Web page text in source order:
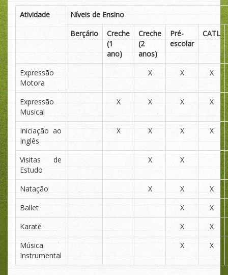
Atividade
Níveis de Ensino
Berçário
Creche
(1
ano)
Creche
(2
anos)
Pré-
escolar
CATL
Expressão
Motora
X X X
Expressão
Musical
X X X X
Iniciação ao
Inglês
X X X X
Visitas de
Estudo
X X
Natação X X
X
Ballet
X
X
Karaté
X
X
Música
Instrumental
X X